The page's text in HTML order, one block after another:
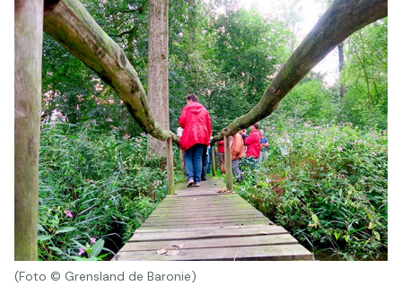
(Foto © Grensland de Baronie)